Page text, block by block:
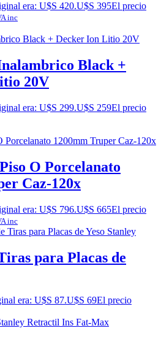
era: U$S 420.U$S 395El precio
inc
Black +
20V
era: U$S 299.U$S 259El precio
O Porcelanato
Caz-120x
era: U$S 796.U$S 665El precio
inc
para Placas de
era: U$S 87.U$S 69El precio